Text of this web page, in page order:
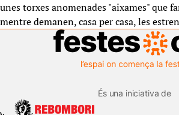
unes torxes anomenades "aixames" que
mentre demanen, casa per casa, les
És una iniciativa de